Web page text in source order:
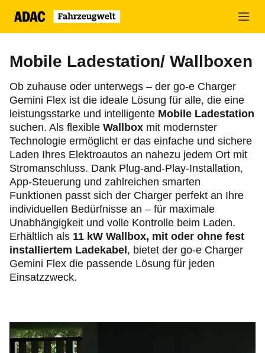
Mobile Ladestation/ Wallboxen
Ob zuhause oder unterwegs – der go-e Charger
Gemini Flex ist die ideale Lösung für alle, die eine
leistungsstarke und intelligente Mobile Ladestation
suchen. Als flexible Wallbox mit modernster
Technologie ermöglicht er das einfache und sichere
Laden Ihres Elektroautos an nahezu jedem Ort mit
Stromanschluss. Dank Plug-and-Play-Installation,
App-Steuerung und zahlreichen smarten
Funktionen passt sich der Charger perfekt an Ihre
individuellen Bedürfnisse an – für maximale
Unabhängigkeit und volle Kontrolle beim Laden.
Erhältlich als 11 kW Wallbox, mit oder ohne fest
installiertem Ladekabel , bietet der go-e Charger
Gemini Flex die passende Lösung für jeden
Einsatzzweck.